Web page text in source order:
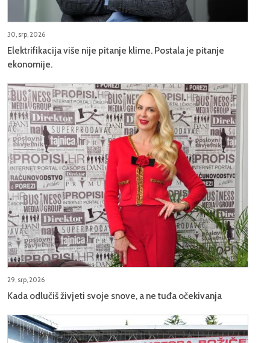
30, srp, 2026
Elektrifikacija više nije pitanje klime. Postala je pitanje
ekonomije.
29, srp, 2026
Kada odlučiš živjeti svoje snove, a ne tuđa očekivanja